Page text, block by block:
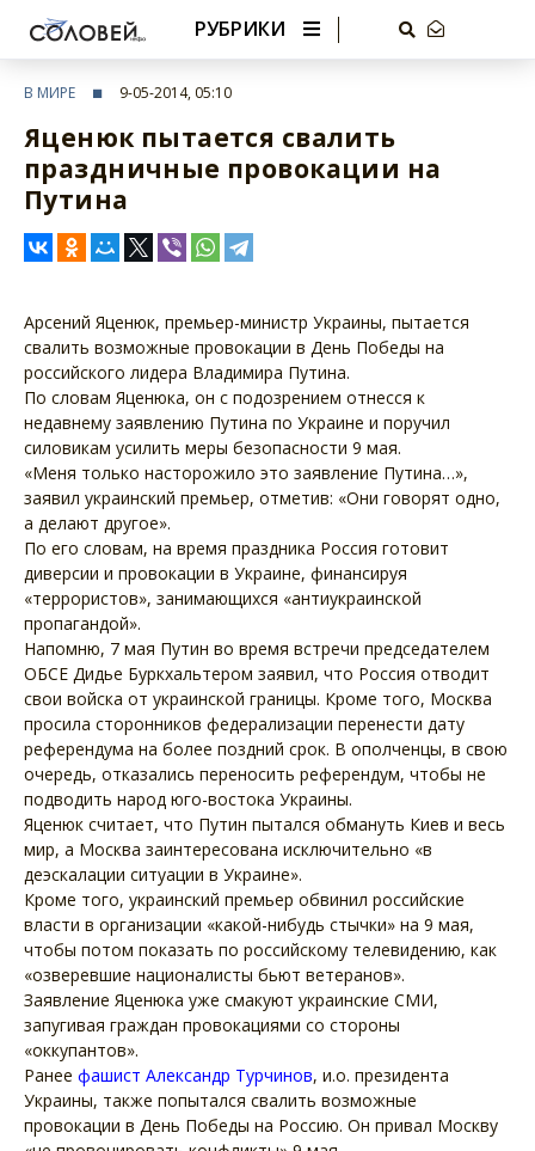
РУБРИКИ
В МИРЕ 9-05-2014, 05:10
Яценюк пытается свалить
праздничные провокации на
Путина
Арсений Яценюк, премьер-министр Украины, пытается
свалить возможные провокации в День Победы на
российского лидера Владимира Путина.
По словам Яценюка, он с подозрением отнесся к
недавнему заявлению Путина по Украине и поручил
силовикам усилить меры безопасности 9 мая.
«Меня только насторожило это заявление Путина…»,
заявил украинский премьер, отметив: «Они говорят одно,
а делают другое».
По его словам, на время праздника Россия готовит
диверсии и провокации в Украине, финансируя
«террористов», занимающихся «антиукраинской
пропагандой».
Напомню, 7 мая Путин во время встречи председателем
ОБСЕ Дидье Буркхальтером заявил, что Россия отводит
свои войска от украинской границы. Кроме того, Москва
просила сторонников федерализации перенести дату
референдума на более поздний срок. В ополченцы, в свою
очередь, отказались переносить референдум, чтобы не
подводить народ юго-востока Украины.
Яценюк считает, что Путин пытался обмануть Киев и весь
мир, а Москва заинтересована исключительно «в
деэскалации ситуации в Украине».
Кроме того, украинский премьер обвинил российские
власти в организации «какой-нибудь стычки» на 9 мая,
чтобы потом показать по российскому телевидению, как
«озверевшие националисты бьют ветеранов».
Заявление Яценюка уже смакуют украинские СМИ,
запугивая граждан провокациями со стороны
«оккупантов».
Ранее фашист Александр Турчинов, и.о. президента
Украины, также попытался свалить возможные
провокации в День Победы на Россию. Он привал Москву